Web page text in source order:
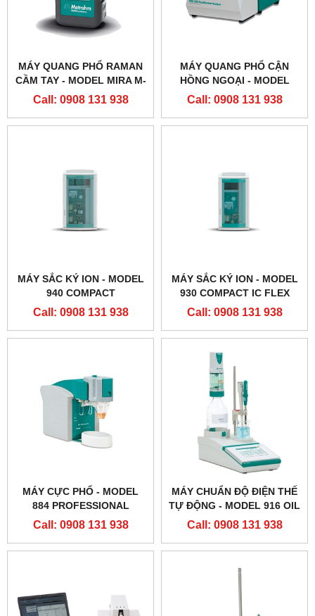
MÁY QUANG PHỔ RAMAN
CẦM TAY - MODEL MIRA M-
1 ADVANCE
Call: 0908 131 938
MÁY QUANG PHỔ CẬN
HỒNG NGOẠI - MODEL
NIRS XDS RAPID LIQUID
Call: 0908 131 938
MÁY SẮC KÝ ION - MODEL
940 COMPACT
Call: 0908 131 938
MÁY SẮC KÝ ION - MODEL
930 COMPACT IC FLEX
Call: 0908 131 938
MÁY CỰC PHỔ - MODEL
884 PROFESSIONAL
Call: 0908 131 938
MÁY CHUẨN ĐỘ ĐIỆN THẾ
TỰ ĐỘNG - MODEL 916 OIL
TI TO
Call: 0908 131 938